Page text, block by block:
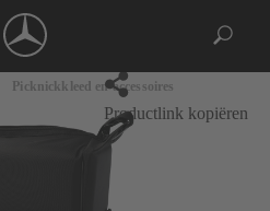
Picknickkleed en accessoires
Productlink kopiëren